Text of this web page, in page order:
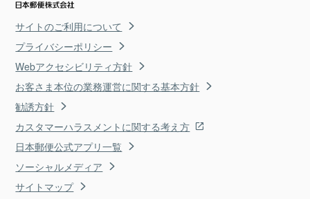
サイトのご利用について
プライバシーポリシー
Webアクセシビリティ方針
お客さま本位の業務運営に関する基本方針
勧誘方針
カスタマーハラスメントに関する考え方
日本郵便公式アプリ一覧
ソーシャルメディア
サイトマップ